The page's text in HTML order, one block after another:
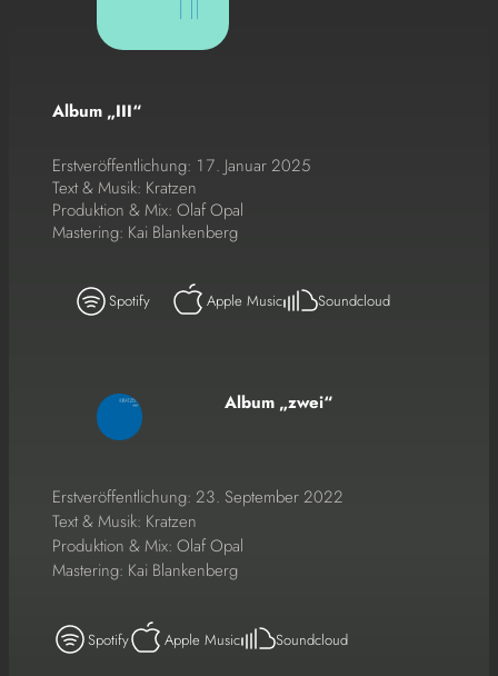
Album „III“
Erstveröffentlichung: 17. Januar 2025
Text & Musik: Kratzen
Produktion & Mix: Olaf Opal
Mastering: Kai Blankenberg
Spotify Apple Music Soundcloud
Album „zwei“
Erstveröffentlichung: 23. September 2022
Text & Musik: Kratzen
Produktion & Mix: Olaf Opal
Mastering: Kai Blankenberg
Spotify Apple Music Soundcloud